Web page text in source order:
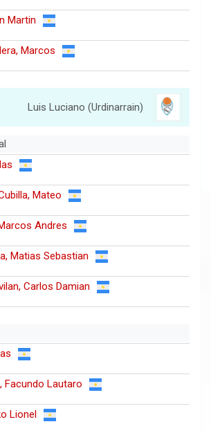
Martin
Marcos
Luis Luciano (Urdinarrain)
Mateo
Andres
Matias Sebastian
Carlos Damian
Facundo Lautaro
Lionel